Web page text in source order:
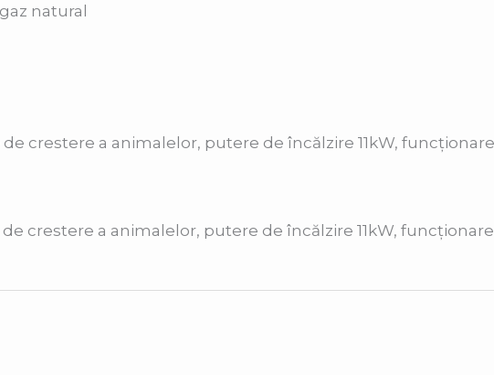
natural
crestere a animalelor, putere de încălzire 11kW,
de crestere a animalelor, putere de încălzire 11kW,